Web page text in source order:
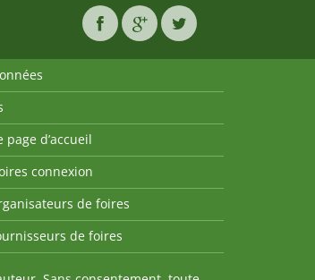
d’accueil
connexion
de foires
de foires